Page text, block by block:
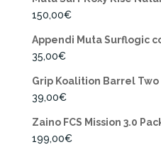
150,00€
Appendi Muta Surflogic
35,00€
Grip Koalition Barrel Two
39,00€
Zaino FCS Mission 3.0
199,00€